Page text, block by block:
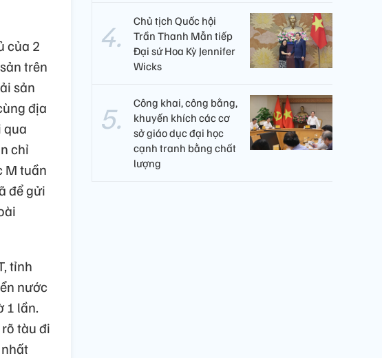
của 2
trên
sản
địa
qua
chỉ
M tuần
để gửi
tỉnh
nước
1 lần.
tàu đi
Chủ tịch Quốc hội
Trần Thanh Mẫn tiếp
Đại sứ Hoa Kỳ Jennifer
Wicks
Công khai, công bằng,
khuyến khích các cơ
sở giáo dục đại học
cạnh tranh bằng chất
lượng​